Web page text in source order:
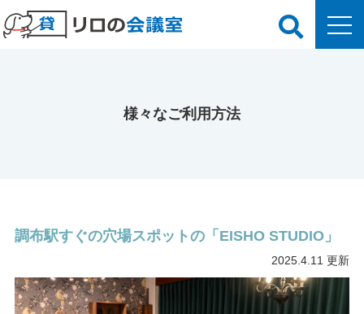
様々なご利用方法
調布駅すぐの穴場スポットの「EISHO STUDIO」
2025.4.11 更新